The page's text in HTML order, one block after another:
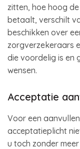
zitten, hoe hoog
betaalt, verschilt
beschikken over
zorgverzekeraars
die voordelig is en
wensen.
Acceptatie
Voor een
acceptatieplicht
u toch zonder